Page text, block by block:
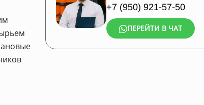
+7 (950) 921-57-50
ПЕРЕЙТИ В ЧАТ